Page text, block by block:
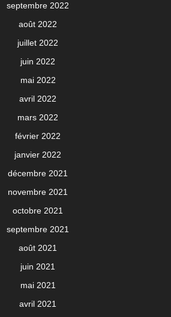
septembre 2022
août 2022
juillet 2022
juin 2022
mai 2022
avril 2022
mars 2022
février 2022
janvier 2022
décembre 2021
novembre 2021
octobre 2021
septembre 2021
août 2021
juin 2021
mai 2021
avril 2021